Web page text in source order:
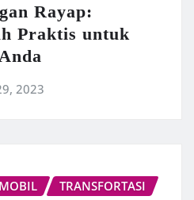
Rayap:
Praktis untuk
2023
TRANSFORTASI